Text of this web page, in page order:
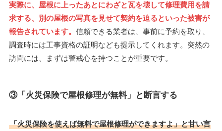
実際に、屋根に上ったあとにわざと瓦を壊して修理費用を請
求する、別の屋根の写真を見せて契約を迫るといった被害が
報告されています。 信頼できる業者は、事前に予約を取り、
調査時には工事資格の証明なども提示してくれます。突然の
訪問には、まずは警戒心を持つことが重要です。
③「火災保険で屋根修理が無料」と断言する
「火災保険を使えば無料で屋根修理ができますよ」と甘い言